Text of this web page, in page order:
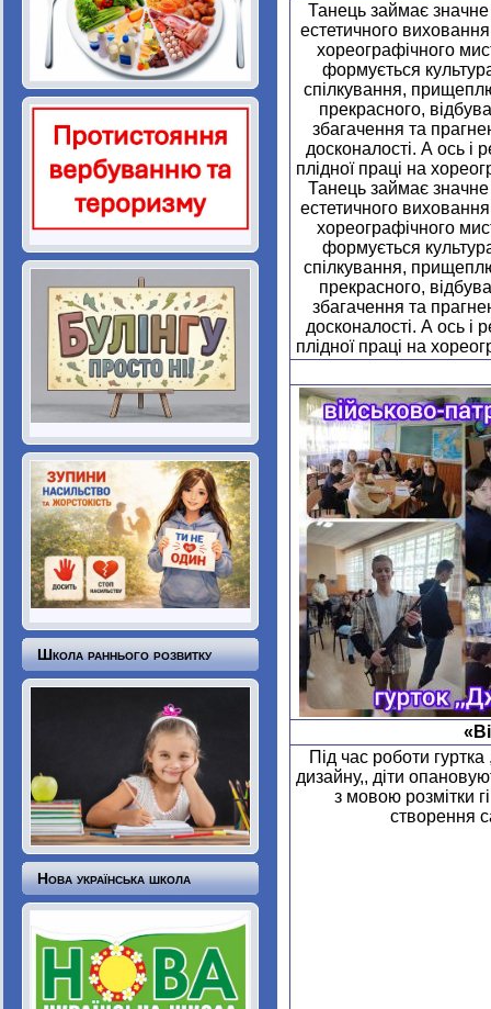
Школа раннього розвитку
Нова українська школа
Танець займає значне
естетичного
хореографічного
формується
спілкування,
прекрасного,
збагачення та
досконалості. А ось і
плідної праці на
Танець займає значне
естетичного
хореографічного
формується
спілкування,
прекрасного,
збагачення та
досконалості. А ось і
плідної праці на
Під час роботи
дизайну,, діти
з мовою розмітки
створення